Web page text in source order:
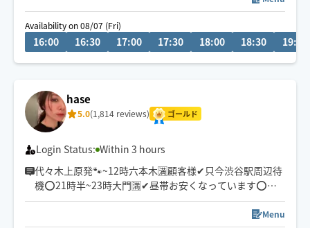
連日🈵ありがとうございます！
ご予約枠増やしました⭐︎
出身:秋田
お酒が好きです🍶
好きな動物:うさぎ🐰最近はポニーも🐴
趣味:散歩、サウナ
Availability on 08/07 (Fri)
16:00 16:30 17:00 17:30 18:00 18:30 19:00
hase
5.0(1,814 reviews) ゴールド
Login Status: Within 3 hours
代々木上原発🐾~12時六本木🈵顧客様✔︎只今渋谷駅周辺待
機⭕️21時半~23時大門🈵✔︎昼帯お安くなっています⭕️効
かせるオイルマッサージ🕊️全身強圧指圧は致しかねます
🙏呼吸のし易い身体に🤲オイル×ストレッチ×もみほぐ
Menu